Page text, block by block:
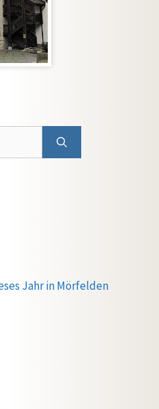
Jahr in Mörfelden